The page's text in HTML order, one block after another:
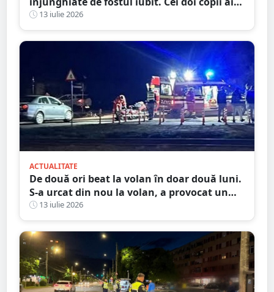
femeii, luați în plasament
13 iulie 2026
ACTUALITATE
De două ori beat la volan în doar două luni.
S-a urcat din nou la volan, a provocat un
accident și ajunge la închisoare
13 iulie 2026